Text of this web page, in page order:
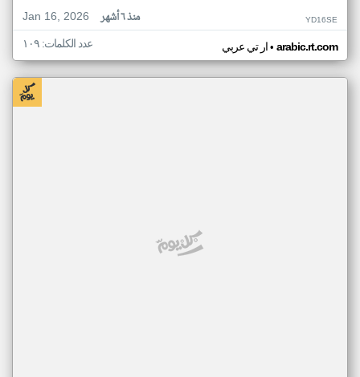
Jan 16, 2026
منذ ٦ أشهر YD16SE
ار تي عربي• arabic.rt.com عدد الكلمات: ١٠٩